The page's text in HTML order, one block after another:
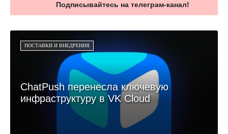
Подписывайтесь на телеграм-канал!
ПОСТАВКИ И ВНЕДРЕНИЯ
ChatPush перенесла ключевую
инфраструктуру в VK Cloud